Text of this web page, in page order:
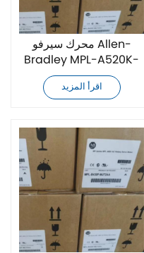
محرك سيرفو Allen-
Bradley MPL-A520K-
SJ74AA جديد تمامًا
اقرأ المزيد